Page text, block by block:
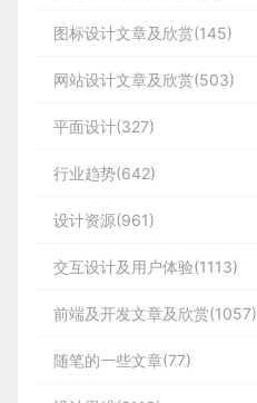
图标设计文章及欣赏(145)
网站设计文章及欣赏(503)
平面设计(327)
行业趋势(642)
设计资源(961)
交互设计及用户体验(1113)
前端及开发文章及欣赏(1057)
随笔的一些文章(77)